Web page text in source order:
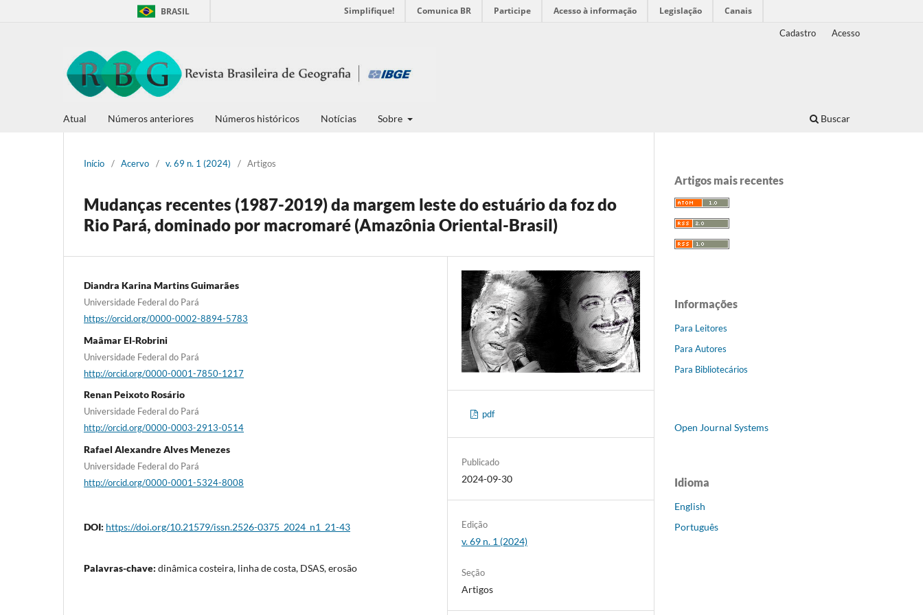
BRASIL Simplifique! Comunica BR Participe Acesso à informação Legislação Canais
Atual Números anteriores Números históricos Notícias Sobre Buscar
Cadastro Acesso
Início / Acervo / v. 69 n. 1 (2024) / Artigos
Mudanças recentes (1987-2019) da margem leste do estuário da foz do
Rio Pará, dominado por macromaré (Amazônia Oriental-Brasil)
Diandra Karina Martins Guimarães
Universidade Federal do Pará
https://orcid.org/0000-0002-8894-5783
Maâmar El-Robrini
Universidade Federal do Pará
http://orcid.org/0000-0001-7850-1217
Renan Peixoto Rosário
Universidade Federal do Pará
http://orcid.org/0000-0003-2913-0514
Rafael Alexandre Alves Menezes
Universidade Federal do Pará
http://orcid.org/0000-0001-5324-8008
DOI: https://doi.org/10.21579/issn.2526-0375_2024_n1_21-43
Palavras-chave: dinâmica costeira, linha de costa, DSAS, erosão
pdf
Publicado
2024-09-30
Edição
v. 69 n. 1 (2024)
Seção
Artigos
Artigos mais recentes
Informações
Para Leitores
Para Autores
Para Bibliotecários
Open Journal Systems
Idioma
English
Português